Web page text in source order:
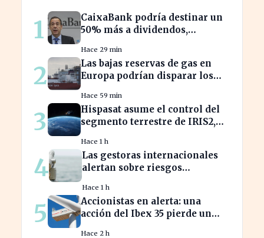
1
CaixaBank podría destinar un
50% más a dividendos,
accionistas
Hace 29 min
2
Las bajas reservas de gas en
Europa podrían disparar los
Hace 59 min
3
Hispasat asume el control del
segmento terrestre de IRIS2,
europea
Hace 1 h
4
Las gestoras internacionales
alertan sobre riesgos
inversores.
Hace 1 h
5
Accionistas en alerta: una
acción del Ibex 35 pierde un
Hace 2 h